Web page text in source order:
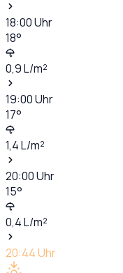
18:00Uhr
18°
0,9L/m²
19:00Uhr
17°
1,4L/m²
20:00Uhr
15°
0,4L/m²
20:44Uhr